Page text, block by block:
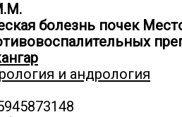
болезнь почек
и андрология